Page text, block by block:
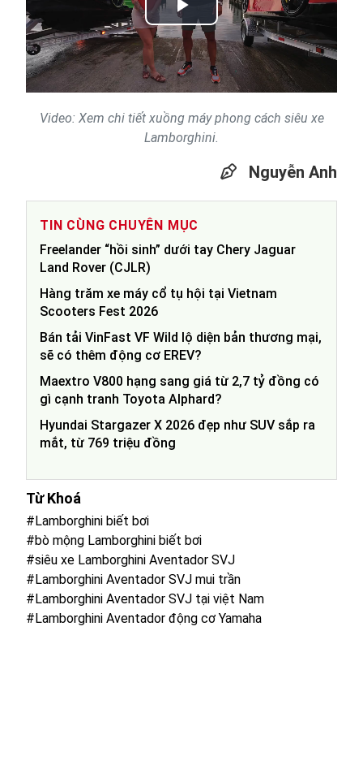
Play
Video
Video: Xem chi tiết xuồng máy phong cách siêu xe
Lamborghini.
Nguyễn Anh
TIN CÙNG CHUYÊN MỤC
Freelander “hồi sinh” dưới tay Chery Jaguar
Land Rover (CJLR)
Hàng trăm xe máy cổ tụ hội tại Vietnam
Scooters Fest 2026
Bán tải VinFast VF Wild lộ diện bản thương mại,
sẽ có thêm động cơ EREV?
Maextro V800 hạng sang giá từ 2,7 tỷ đồng có
gì cạnh tranh Toyota Alphard?
Hyundai Stargazer X 2026 đẹp như SUV sắp ra
mắt, từ 769 triệu đồng
Từ Khoá
#Lamborghini biết bơi
#bò mộng Lamborghini biết bơi
#siêu xe Lamborghini Aventador SVJ
#Lamborghini Aventador SVJ mui trần
#Lamborghini Aventador SVJ tại việt Nam
#Lamborghini Aventador động cơ Yamaha